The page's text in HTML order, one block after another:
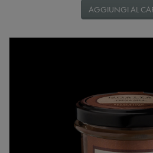
AGGIUNGI AL